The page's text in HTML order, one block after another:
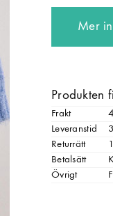
Mer
Produkten
Frakt
Leveranstid
Returrätt
Betalsätt
Övrigt